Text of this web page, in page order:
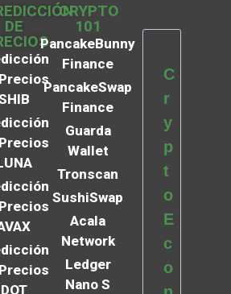
DE
DOT
CRYPTO
101
PancakeBunny
Finance
PancakeSwap
Finance
Guarda
Wallet
Tronscan
SushiSwap
Acala
Network
Ledger
Nano S
C
r
y
p
t
o
E
c
o